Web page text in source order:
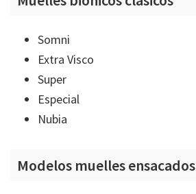
Somni
Extra Visco
Super
Especial
Nubia
Modelos muelles ensacados